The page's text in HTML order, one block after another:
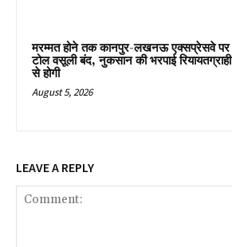
मरम्मत होने तक कानपुर-लखनऊ एक्सप्रेसवे पर
टोल वसूली बंद, नुकसान की भरपाई रियायतग्राही
से होगी
August 5, 2026
LEAVE A REPLY